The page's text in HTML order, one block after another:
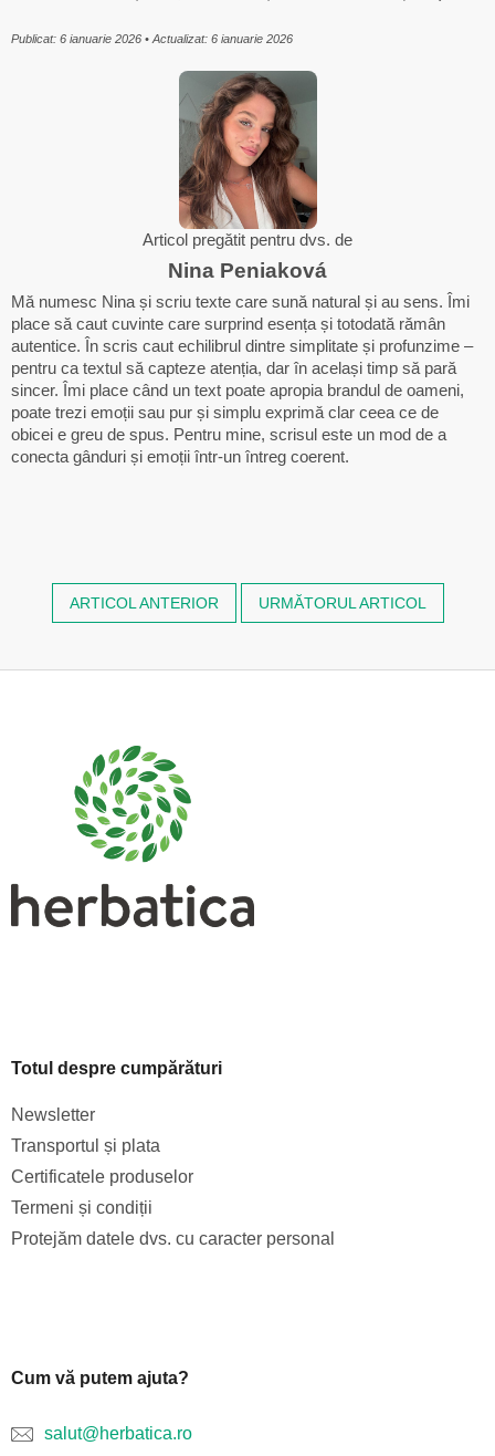
Publicat: 6 ianuarie 2026 • Actualizat: 6 ianuarie 2026
Articol pregătit pentru dvs. de
Nina Peniaková
Mă numesc Nina și scriu texte care sună natural și au sens. Îmi
place să caut cuvinte care surprind esența și totodată rămân
autentice. În scris caut echilibrul dintre simplitate și profunzime –
pentru ca textul să capteze atenția, dar în același timp să pară
sincer. Îmi place când un text poate apropia brandul de oameni,
poate trezi emoții sau pur și simplu exprimă clar ceea ce de
obicei e greu de spus. Pentru mine, scrisul este un mod de a
conecta gânduri și emoții într-un întreg coerent.
ARTICOL ANTERIOR URMĂTORUL ARTICOL
Totul despre cumpărături
Newsletter
Transportul și plata
Certificatele produselor
Termeni și condiții
Protejăm datele dvs. cu caracter personal
Cum vă putem ajuta?
salut@herbatica.ro